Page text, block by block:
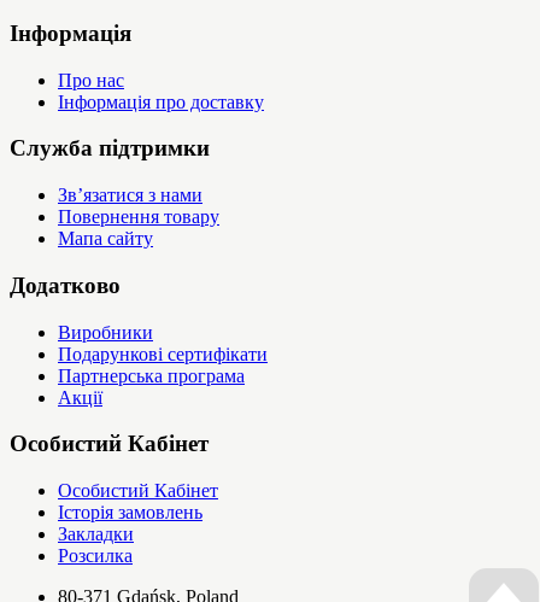
Інформація
Про нас
Інформація про доставку
Служба підтримки
Зв’язатися з нами
Повернення товару
Мапа сайту
Додатково
Виробники
Подарункові сертифікати
Партнерська програма
Акції
Особистий Кабінет
Особистий Кабінет
Історія замовлень
Закладки
Розсилка
80-371 Gdańsk, Poland